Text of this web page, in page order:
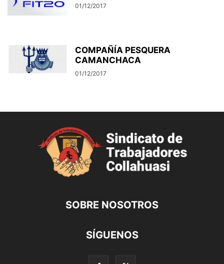
01/12/2017
COMPAÑÍA PESQUERA
CAMANCHACA
01/12/2017
SOBRE NOSOTROS
SÍGUENOS